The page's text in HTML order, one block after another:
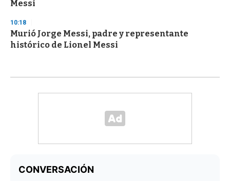
Messi
10:18
Murió Jorge Messi, padre y representante
histórico de Lionel Messi